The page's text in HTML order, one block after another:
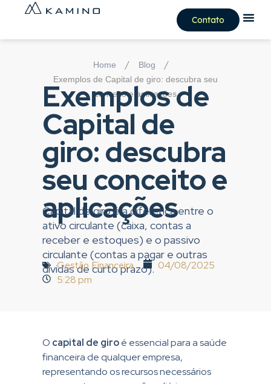
Contato
Home / Blog /
Exemplos de Capital de giro: descubra seu
conceito e aplicações
Exemplos de
Capital de
giro: descubra
seu conceito e
aplicações
Capital de giro é a diferença entre o
ativo circulante (caixa, contas a
receber e estoques) e o passivo
circulante (contas a pagar e outras
dívidas de curto prazo).
Gestão Financeira
04/08/2025
5:28 pm
O capital de giroé essencial para a saúde
financeira de qualquer empresa,
representando os recursos necessários